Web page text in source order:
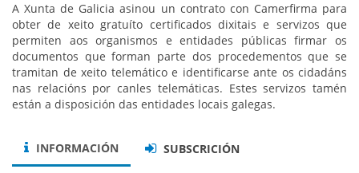
A Xunta de Galicia asinou un contrato con Camerfirma para
obter de xeito gratuíto certificados dixitais e servizos que
permiten aos organismos e entidades públicas firmar os
documentos que forman parte dos procedementos que se
tramitan de xeito telemático e identificarse ante os cidadáns
nas relacións por canles telemáticas. Estes servizos tamén
están a disposición das entidades locais galegas.
INFORMACIÓN SUBSCRICIÓN